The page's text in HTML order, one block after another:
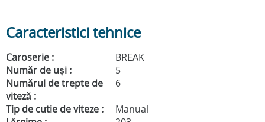
Caracteristici tehnice
Caroserie :
BREAK
Număr de uși :
5
Numărul de trepte de
viteză :
6
Tip de cutie de viteze :
Manual